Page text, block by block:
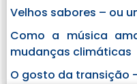
Velhos sabores – ou
Como a música
mudanças climáticas
O gosto da transição